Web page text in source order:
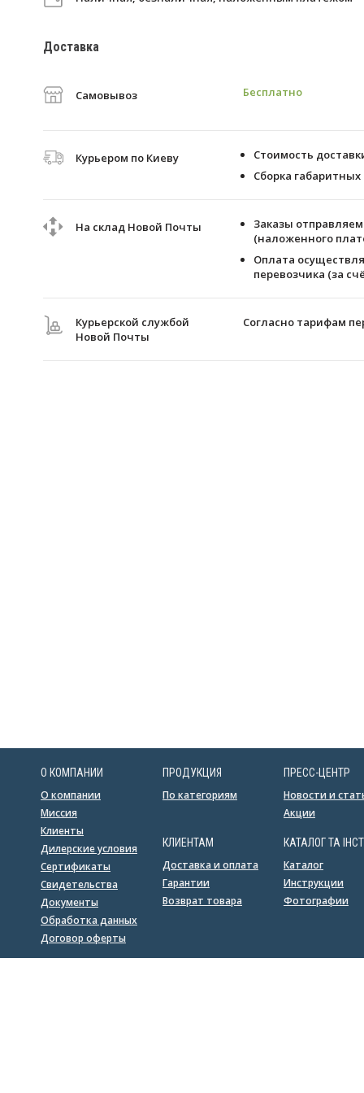
Доставка
Самовывоз Бесплатно
Курьером по Киеву
Стоимость
Сборка
На склад Новой Почты
Заказы
(наложенного
Оплата
перевозчика (за
Курьерской службой
Новой Почты
Согласно тарифам
О КОМПАНИИ
О компании
Миссия
Клиенты
Дилерские условия
Сертификаты
Свидетельства
Документы
Обработка данных
Договор оферты
ПРОДУКЦИЯ
По категориям
КЛИЕНТАМ
Доставка и оплата
Гарантии
Возврат товара
ПРЕСС-ЦЕНТР
Новости и
Акции
КАТАЛОГ ТА
Каталог
Инструкции
Фотографии